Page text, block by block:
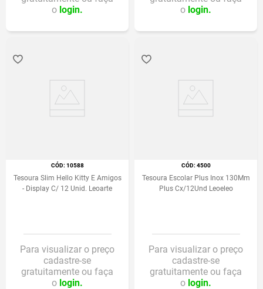
o login.
o login.
:10588
Tesoura Slim Hello Kitty E Amigos
- Display C/ 12 Unid. Leoarte
Para visualizar o preço
cadastre-se
gratuitamente ou faça
o login.
:4500
Tesoura Escolar Plus Inox 130Mm
Plus Cx/12Und Leoeleo
Para visualizar o preço
cadastre-se
gratuitamente ou faça
o login.